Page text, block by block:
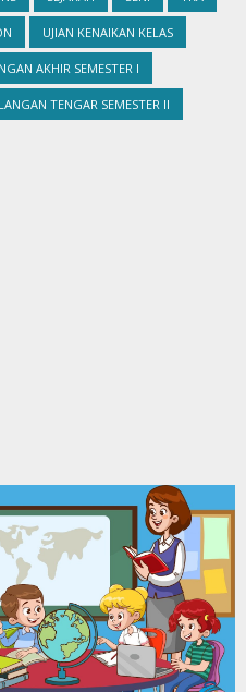
UJIAN KENAIKAN KELAS
AKHIR SEMESTER I
TENGAR SEMESTER II